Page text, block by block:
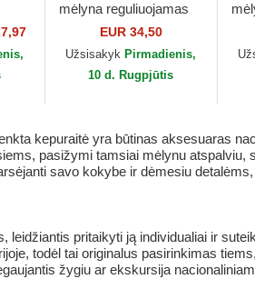
mėlyna reguliuojamas
Los Angeles Angels
Archive Los Angeles
Angels MLB...
EUR 34,50
Užsisakyk Pirmadienis,
10 d. Rugpjūtis
kepuraitė yra būtinas aksesuaras
pasižymi tamsiai mėlynu atspalviu,
savo kokybe ir dėmesiu
pritaikyti ją individualiai ir
todėl tai originalus pasirinkimas
žygiu ar ekskursija